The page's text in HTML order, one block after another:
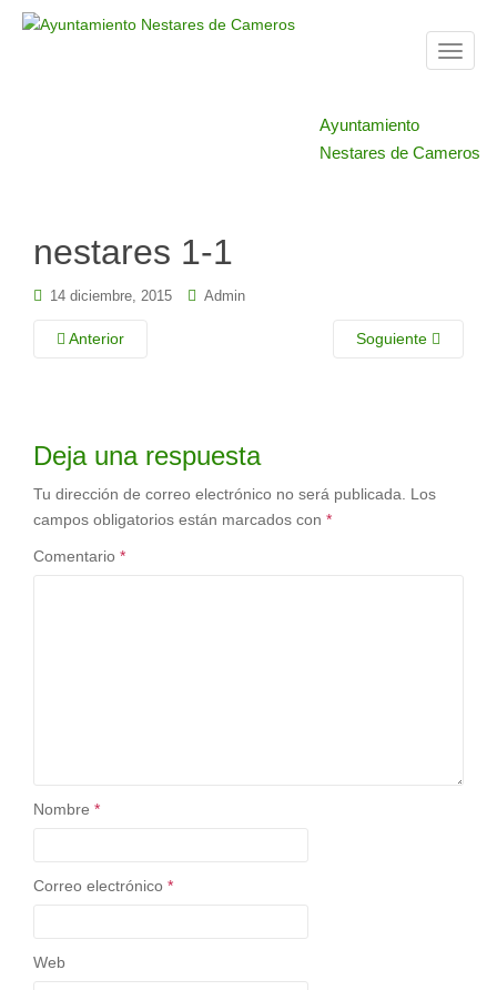
T
l
Ayuntamiento
Nestares de Cameros
nestares 1-1
14 diciembre, 2015 Admin
Anterior Soguiente
Deja una respuesta
Tu dirección de correo electrónico no será publicada.
Los
campos obligatorios están marcados con *
Comentario *
Nombre *
Correo electrónico *
Web